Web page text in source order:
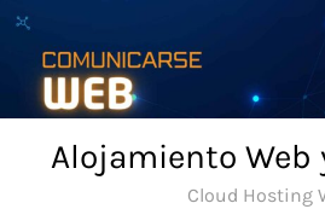
Skip
content
Alojamiento Web
Cloud Hosting